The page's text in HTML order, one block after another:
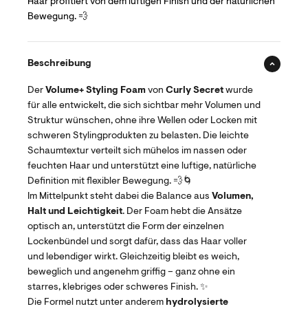
Haar profitiert von dem luftigen Finish und der natürlichen
Bewegung. 💨
Beschreibung
Der Volume+ Styling Foam von Curly Secret wurde
für alle entwickelt, die sich sichtbar mehr Volumen und
Struktur wünschen, ohne ihre Wellen oder Locken mit
schweren Stylingprodukten zu belasten. Die leichte
Schaumtextur verteilt sich mühelos im nassen oder
feuchten Haar und unterstützt eine luftige, natürliche
Definition mit flexibler Bewegung. 💨🌀
Im Mittelpunkt steht dabei die Balance aus Volumen,
Halt und Leichtigkeit. Der Foam hebt die Ansätze
optisch an, unterstützt die Form der einzelnen
Lockenbündel und sorgt dafür, dass das Haar voller
und lebendiger wirkt. Gleichzeitig bleibt es weich,
beweglich und angenehm griffig – ganz ohne ein
starres, klebriges oder schweres Finish. ✨
Die Formel nutzt unter anderem hydrolysierte